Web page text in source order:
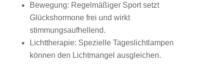
Bewegung: Regelmäßiger Sport setzt
Glückshormone frei und wirkt
stimmungsaufhellend.
Lichttherapie: Spezielle Tageslichtlampen
können den Lichtmangel ausgleichen.